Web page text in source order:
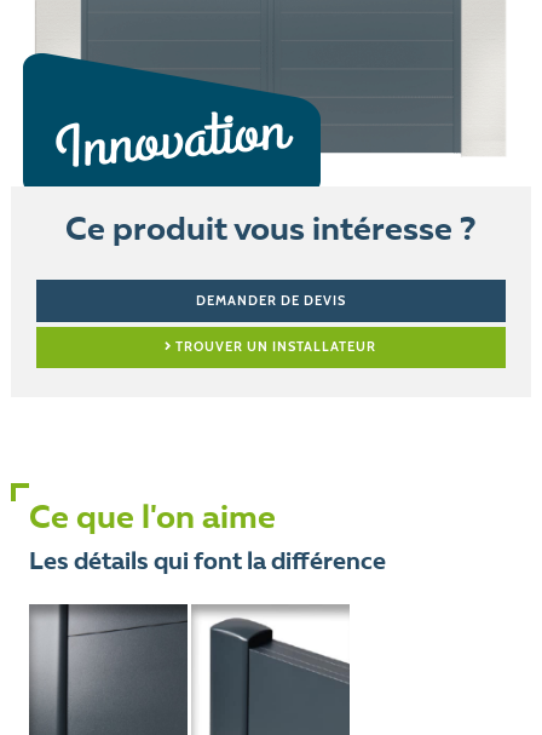
Ce produit vous intéresse ?
DEMANDER DE DEVIS
TROUVER UN INSTALLATEUR
Ce que l'on aime
Les détails qui font la différence